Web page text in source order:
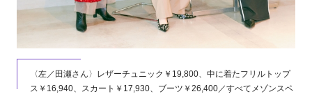
〈左／田瀬さん〉レザーチュニック￥19,800、中に着たフリルトップ
ス￥16,940、スカート￥17,930、ブーツ￥26,400／すべてメゾンスペ